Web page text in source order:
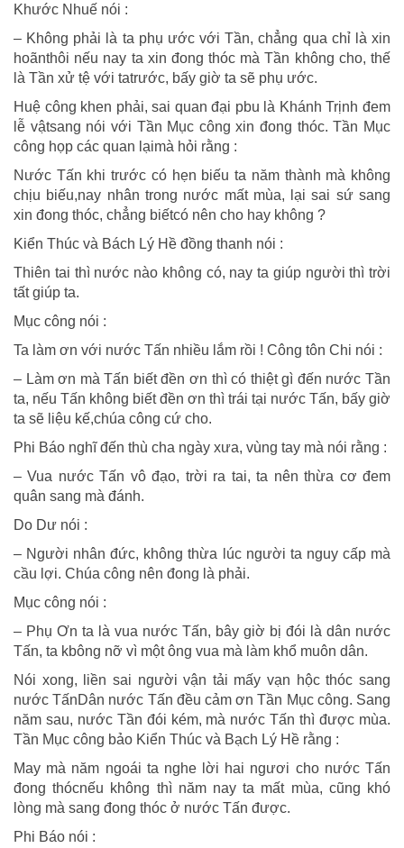
Khước Nhuế nói :
– Không phải là ta phụ ước với Tần, chẳng qua chỉ là xin
hoãnthôi nếu nay ta xin đong thóc mà Tần không cho, thế
là Tần xử tệ với tatrước, bấy giờ ta sẽ phụ ước.
Huệ công khen phải, sai quan đại pbu là Khánh Trịnh đem
lễ vậtsang nói với Tần Mục công xin đong thóc. Tần Mục
công họp các quan lạimà hỏi rằng :
Nước Tấn khi trước có hẹn biếu ta năm thành mà không
chịu biếu,nay nhân trong nước mất mùa, lại sai sứ sang
xin đong thóc, chẳng biếtcó nên cho hay không ?
Kiển Thúc và Bách Lý Hề đồng thanh nói :
Thiên tai thì nước nào không có, nay ta giúp người thì trời
tất giúp ta.
Mục công nói :
Ta làm ơn với nước Tấn nhiều lắm rồi ! Công tôn Chi nói :
– Làm ơn mà Tấn biết đền ơn thì có thiệt gì đến nước Tần
ta, nếu Tấn không biết đền ơn thì trái tại nước Tấn, bấy giờ
ta sẽ liệu kế,chúa công cứ cho.
Phi Báo nghĩ đến thù cha ngày xưa, vùng tay mà nói rằng :
– Vua nước Tấn vô đạo, trời ra tai, ta nên thừa cơ đem
quân sang mà đánh.
Do Dư nói :
– Người nhân đức, không thừa lúc người ta nguy cấp mà
cầu lợi. Chúa công nên đong là phải.
Mục công nói :
– Phụ Ơn ta là vua nước Tấn, bây giờ bị đói là dân nước
Tấn, ta kbông nỡ vì một ông vua mà làm khổ muôn dân.
Nói xong, liền sai người vận tải mấy vạn hộc thóc sang
nước TấnDân nước Tấn đều cảm ơn Tần Mục công. Sang
năm sau, nước Tần đói kém, mà nước Tấn thì được mùa.
Tần Mục công bảo Kiển Thúc và Bạch Lý Hề rằng :
May mà năm ngoái ta nghe lời hai ngươi cho nước Tấn
đong thócnếu không thì năm nay ta mất mùa, cũng khó
lòng mà sang đong thóc ở nước Tấn được.
Phi Báo nói :